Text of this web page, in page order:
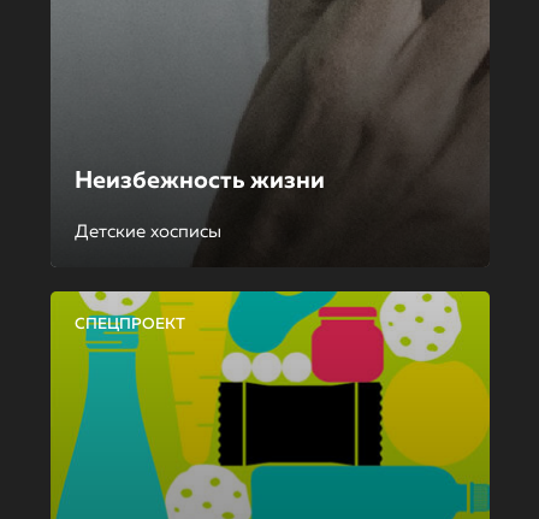
Неизбежность жизни
Детские хосписы
СПЕЦПРОЕКТ